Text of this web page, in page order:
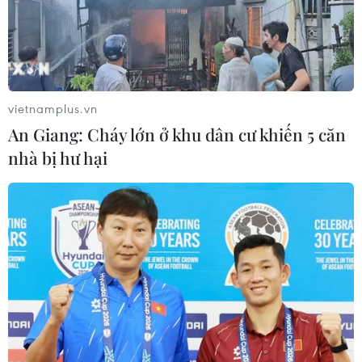
29/07/2026 09:23
Cây chà là - Hình ảnh thân thuộc
trong đời sống người dân Ai Cập
29/07/2026 08:32
Thường trực Ban Bí thư Trần
Cẩm Tú tiếp Tổng Thư ký Đảng
CNDD-FDD Burundi
29/07/2026 08:24
Tăng cường quan hệ đoàn kết, hợp
tác song phương Việt Nam-Burundi
28/07/2026 14:17
vietnamplus.vn
An Giang: Cháy lớn ở khu dân cư khiến 5 căn
nhà bị hư hại